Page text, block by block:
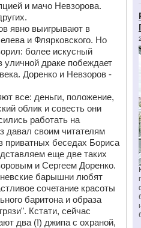
и мачо Невзорова.
явно выигрывают в
и Флярковского. Но
более искусный
уличной драке побеждает
Доренко и Невзоров -
все: деньги, положение,
облик и совесть они
работать на
давал своим читателям
приватных беседах Бориса
еще две таких
и Сергеем Доренко.
барышни любят
сочетание красоты
баритона и образа
Кстати, сейчас
два (!) джипа с охраной,